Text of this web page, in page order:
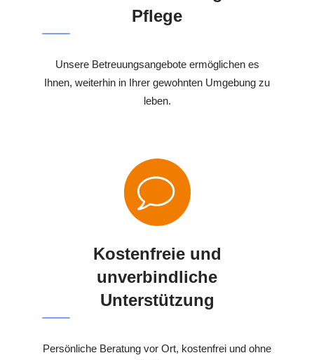
Pflege
Unsere Betreuungsangebote ermöglichen es
Ihnen, weiterhin in Ihrer gewohnten Umgebung zu
leben.
Kostenfreie und
unverbindliche
Unterstützung
Persönliche Beratung vor Ort, kostenfrei und ohne